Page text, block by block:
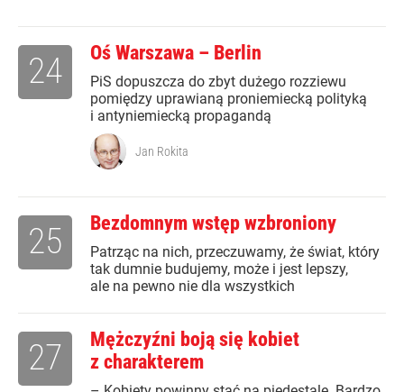
Oś Warszawa – Berlin
PiS dopuszcza do zbyt dużego rozziewu
pomiędzy uprawianą proniemiecką polityką
i antyniemiecką propagandą
24
Jan Rokita
Bezdomnym wstęp wzbroniony
Patrząc na nich, przeczuwamy, że świat, który
tak dumnie budujemy, może i jest lepszy,
ale na pewno nie dla wszystkich
25
Mężczyźni boją się kobiet
z charakterem
27